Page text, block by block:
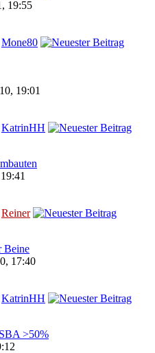
19:55
Mone80
19:01
KatrinHH
Reiner
Beine
17:40
KatrinHH
>50%